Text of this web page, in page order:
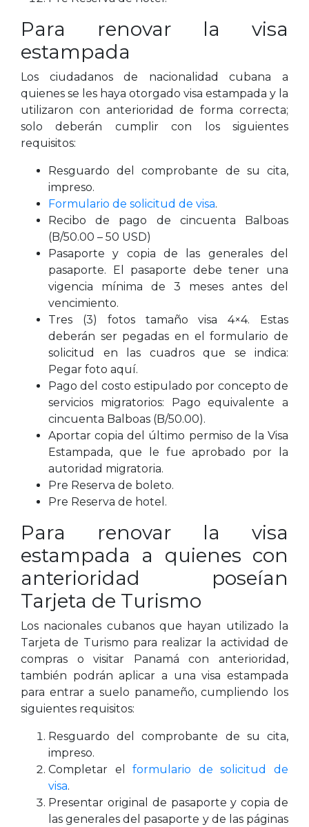
Para renovar la visa
estampada
Los ciudadanos de nacionalidad cubana a
quienes se les haya otorgado visa estampada y la
utilizaron con anterioridad de forma correcta;
solo deberán cumplir con los siguientes
requisitos:
Resguardo del comprobante de su cita,
impreso.
Formulario de solicitud de visa.
Recibo de pago de cincuenta Balboas
(B/50.00 – 50 USD)
Pasaporte y copia de las generales del
pasaporte. El pasaporte debe tener una
vigencia mínima de 3 meses antes del
vencimiento.
Tres (3) fotos tamaño visa 4×4. Estas
deberán ser pegadas en el formulario de
solicitud en las cuadros que se indica:
Pegar foto aquí.
Pago del costo estipulado por concepto de
servicios migratorios: Pago equivalente a
cincuenta Balboas (B/50.00).
Aportar copia del último permiso de la Visa
Estampada, que le fue aprobado por la
autoridad migratoria.
Pre Reserva de boleto.
Pre Reserva de hotel.
Para renovar la visa
estampada a quienes con
anterioridad poseían
Tarjeta de Turismo
Los nacionales cubanos que hayan utilizado la
Tarjeta de Turismo para realizar la actividad de
compras o visitar Panamá con anterioridad,
también podrán aplicar a una visa estampada
para entrar a suelo panameño, cumpliendo los
siguientes requisitos:
Resguardo del comprobante de su cita,
impreso.
Completar elformulario de solicitud de
visa.
Presentar original de pasaporte y copia de
las generales del pasaporte y de las páginas